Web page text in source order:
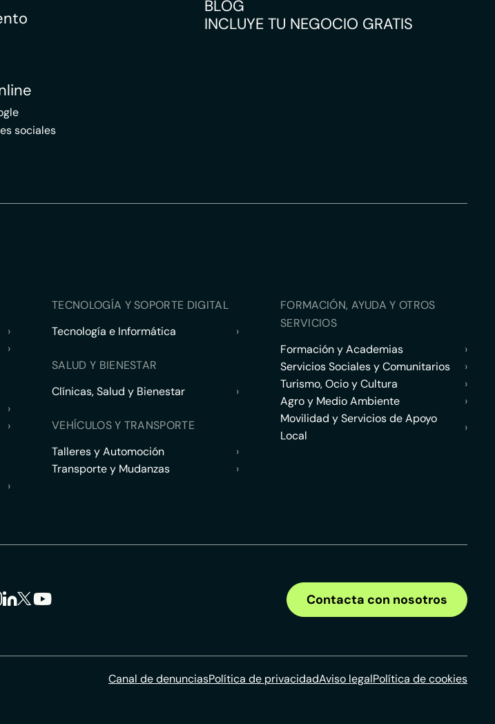
sociales
BLOG
INCLUYE TU NEGOCIO GRATIS
›
›
›
›
›
TECNOLOGÍA Y SOPORTE DIGITAL
Tecnología e Informática
›
SALUD Y BIENESTAR
Clínicas, Salud y Bienestar
›
VEHÍCULOS Y TRANSPORTE
Talleres y Automoción
›
Transporte y Mudanzas
›
FORMACIÓN, AYUDA Y OTROS
SERVICIOS
Formación y Academias
›
Servicios Sociales y Comunitarios
›
Turismo, Ocio y Cultura
›
Agro y Medio Ambiente
›
Movilidad y Servicios de Apoyo
Local
›
Contacta con nosotros
Canal de denunciasPolítica de privacidadAviso legalPolítica de cookies